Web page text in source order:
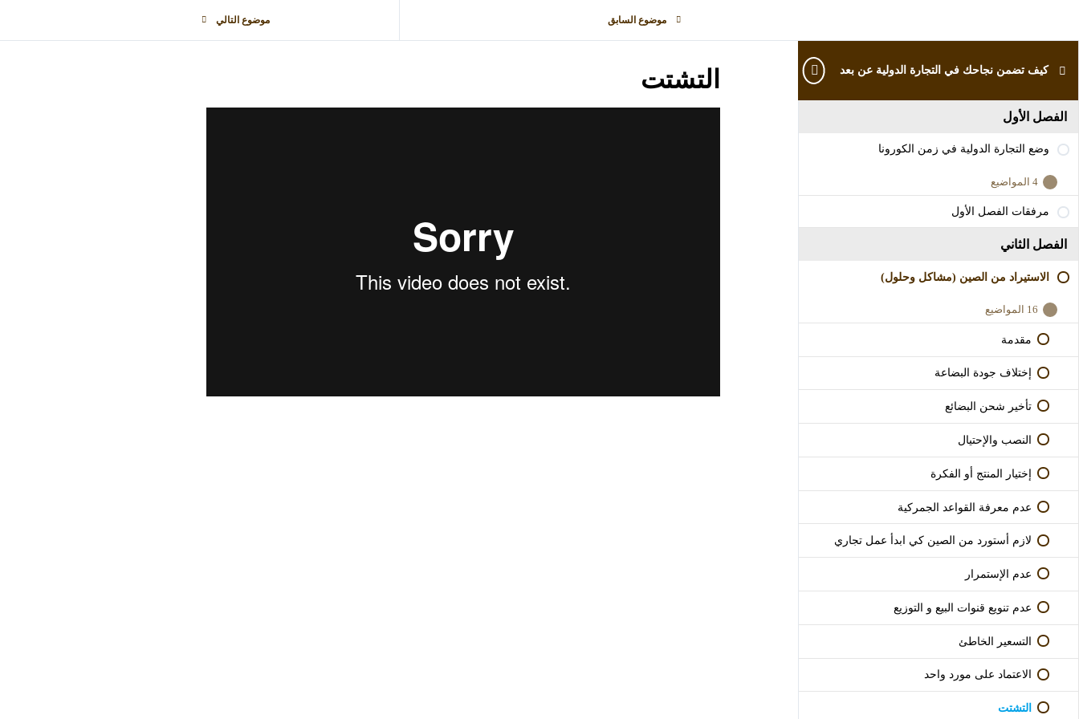
كيف تضمن نجاحك في التجارة الدولية عن بعد
الفصل الأول
وضع التجارة الدولية في زمن الكورونا
عرض
الكل
وضع
التجارة
الدولية
في
زمن
الكورونا
4 المواضيع
مقدمة
في كل أزمة يوجد فرص
القوة الشرائية في زمن الكورونا
لن يبقى في السوق إلا المتعلم
مرفقات الفصل الأول
الفصل الثاني
الاستيراد من الصين (مشاكل وحلول)
إخفاء
الاستيراد
الصين
وحلول)
16 المواضيع
مقدمة
إختلاف جودة البضاعة
تأخير شحن البضائع
النصب والإحتيال
إختيار المنتج أو الفكرة
عدم معرفة القواعد الجمركية
لازم أستورد من الصين كي ابدأ عمل تجاري
عدم الإستمرار
عدم تنويع قنوات البيع و التوزيع
التسعير الخاطئ
الاعتماد على مورد واحد
التشتت
موضوع السابق موضوع التالي
التشتت